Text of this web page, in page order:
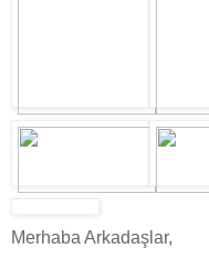
Merhaba Arkadaşlar,